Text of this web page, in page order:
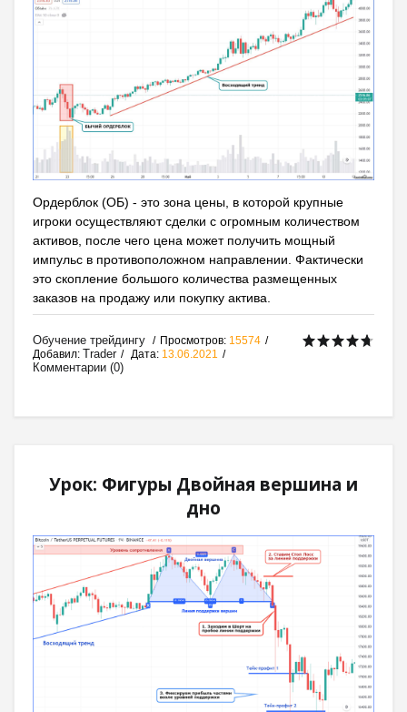
Ордерблок (ОБ) - это зона цены, в которой крупные
игроки осуществляют сделки с огромным количеством
активов, после чего цена может получить мощный
импульс в противоположном направлении. Фактически
это скопление большого количества размещенных
заказов на продажу или покупку актива.
Обучение трейдингу Просмотров: 15574
Добавил: Trader Дата: 13.06.2021
Комментарии (0)
Урок: Фигуры Двойная вершина и
дно